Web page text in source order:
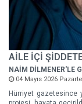
AİLE İÇİ
NAİM DİLMENER'LE
04 Mayıs 2026
Hürriyet gazetesince